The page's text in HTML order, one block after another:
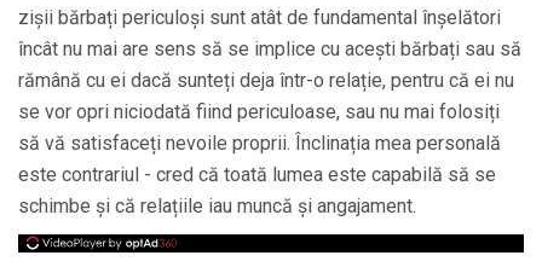
zișii bărbați periculoși sunt atât de fundamental înșelători
încât nu mai are sens să se implice cu acești bărbați sau să
rămână cu ei dacă sunteți deja într-o relație, pentru că ei nu
se vor opri niciodată fiind periculoase, sau nu mai folosiți
să vă satisfaceți nevoile proprii. Înclinația mea personală
este contrariul - cred că toată lumea este capabilă să se
schimbe și că relațiile iau muncă și angajament.